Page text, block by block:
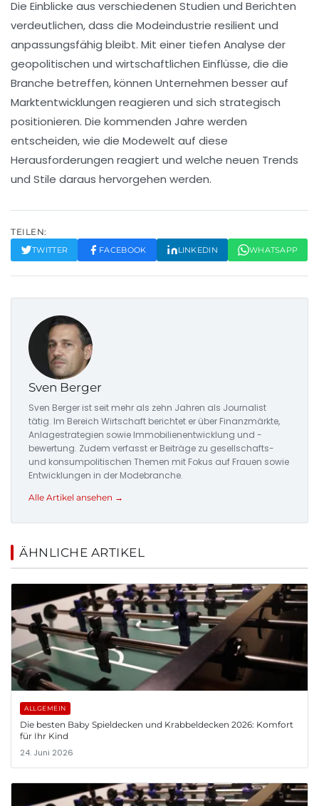
Die Einblicke aus verschiedenen Studien und Berichten
verdeutlichen, dass die Modeindustrie resilient und
anpassungsfähig bleibt. Mit einer tiefen Analyse der
geopolitischen und wirtschaftlichen Einflüsse, die die
Branche betreffen, können Unternehmen besser auf
Marktentwicklungen reagieren und sich strategisch
positionieren. Die kommenden Jahre werden
entscheiden, wie die Modewelt auf diese
Herausforderungen reagiert und welche neuen Trends
und Stile daraus hervorgehen werden.
TEILEN:
TWITTER FACEBOOK LINKEDIN WHATSAPP
Sven Berger
Sven Berger ist seit mehr als zehn Jahren als Journalist
tätig. Im Bereich Wirtschaft berichtet er über Finanzmärkte,
Anlagestrategien sowie Immobilienentwicklung und -
bewertung. Zudem verfasst er Beiträge zu gesellschafts-
und konsumpolitischen Themen mit Fokus auf Frauen sowie
Entwicklungen in der Modebranche.
Alle Artikel ansehen →
ÄHNLICHE ARTIKEL
ALLGEMEIN
Die besten Baby Spieldecken und Krabbeldecken 2026: Komfort
für Ihr Kind
24. Juni 2026